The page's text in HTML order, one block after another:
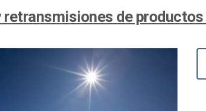
retransmisiones de